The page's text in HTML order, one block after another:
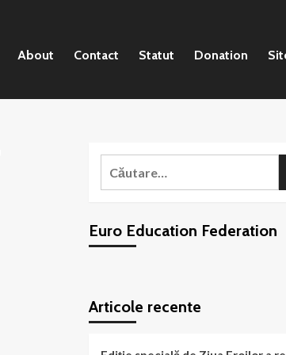
About Contact Statut Donation
Caută
Euro Education Federation
Articole recente